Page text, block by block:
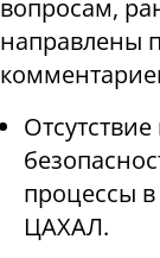
вопросам,
направлены
процессы
ЦАХАЛ.